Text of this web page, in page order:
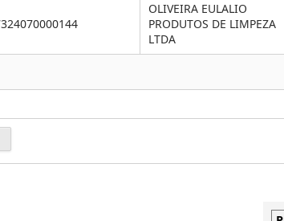
OLIVEIRA EULALIO
PRODUTOS DE LIMPEZA
LTDA